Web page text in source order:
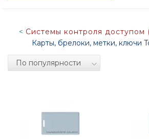
Системы контроля доступом
Карты, брелоки, метки, ключи